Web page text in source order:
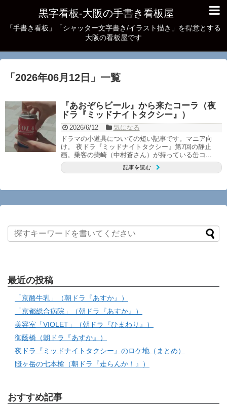
黒字看板‐大阪の手書き看板屋
「手書き看板」「シャッター文字書き/イラスト描き」を得意とする
大阪の看板屋です
「 2026年06月12日 」 一覧
『あおぞらビール』から来たコーラ（夜
ドラ『ミッドナイトタクシー』）
2026/6/12
気になる
ドラマの小道具についての短い記事です。マニア向
け。 夜ドラ『ミッドナイトタクシー』第7回の静止
画。乗客の柴崎（中村蒼さん）が持っている缶コ...
記事を読む
最近の投稿
「京酪牛乳」（朝ドラ『あすか』）
「京都総合病院」（朝ドラ『あすか』）
美容室「VIOLET」（朝ドラ『ひまわり』）
御蔭橋（朝ドラ『あすか』）
夜ドラ『ミッドナイトタクシー』のロケ地（まとめ）
賤ヶ岳の七本槍（朝ドラ『走らんか！』）
おすすめ記事